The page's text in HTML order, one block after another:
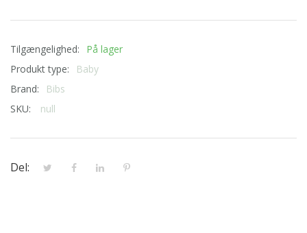
Tilgængelighed:
På lager
Produkt type:
Baby
Brand:
Bibs
SKU:
null
Del: